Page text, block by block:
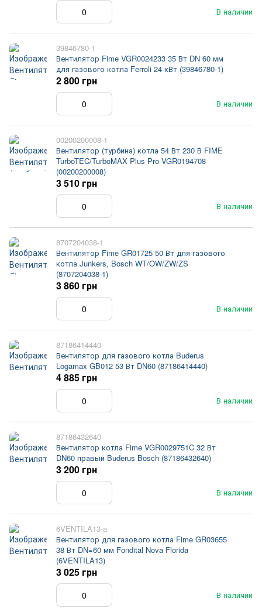
В наличии
39846780-1
Вентилятор Fime VGR0024233 35 Вт DN 60 мм
для газового котла Ferroli 24 кВт (39846780-1)
В наличии
2 800 грн
00200200008-1
Вентилятор (турбина) котла 54 Вт 230 В FIME
TurboTEC/TurboMAX Plus Pro VGR0194708
(00200200008)
В наличии
3 510 грн
8707204038-1
Вентилятор Fime GR01725 50 Вт для газового
котла Junkers, Bosch WT/OW/ZW/ZS
(8707204038-1)
В наличии
3 860 грн
87186414440
Вентилятор для газового котла Buderus
Logamax GB012 53 Вт DN60 (87186414440)
В наличии
4 885 грн
87186432640
Вентилятор котла Fime VGR0029751C 32 Вт
DN60 правый Buderus Bosch (87186432640)
В наличии
3 200 грн
6VENTILA13-a
Вентилятор для газового котла Fime GR03655
38 Вт DN=60 мм Fondital Nova Florida
(6VENTILA13)
В наличии
3 025 грн